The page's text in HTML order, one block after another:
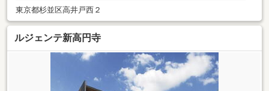
東京都杉並区高井戸西２
ルジェンテ新高円寺